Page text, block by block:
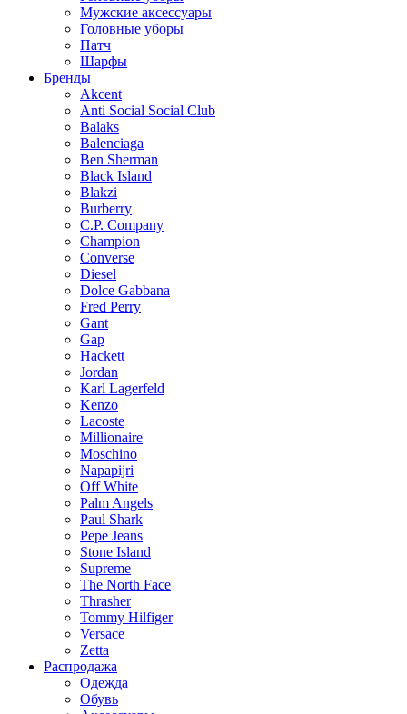
Мужские аксессуары
Головные уборы
Патч
Шарфы
Бренды
Akcent
Anti Social Social Club
Balaks
Balenciaga
Ben Sherman
Black Island
Blakzi
Burberry
C.P. Company
Champion
Converse
Diesel
Dolce Gabbana
Fred Perry
Gant
Gap
Hackett
Jordan
Karl Lagerfeld
Kenzo
Lacoste
Millionaire
Moschino
Napapijri
Off White
Palm Angels
Paul Shark
Pepe Jeans
Stone Island
Supreme
The North Face
Thrasher
Tommy Hilfiger
Versace
Zetta
Распродажа
Одежда
Обувь